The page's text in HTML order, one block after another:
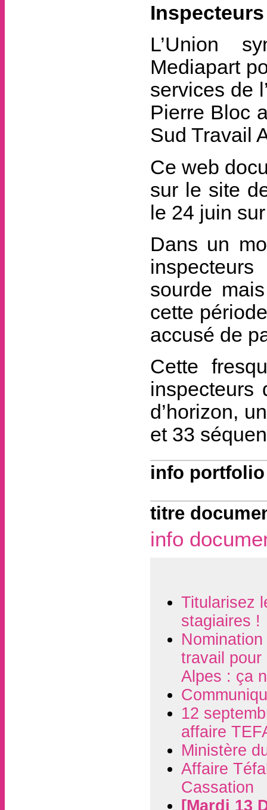
L’Union
Mediapart
services de
Pierre Bloc
Sud Travail
Ce web
sur le site
le 24 juin
Dans un
sourde
cette
accusé de
Cette
inspecteurs
d’horizon,
et 33
info portfolio
titre
info
Titularisez
stagiaires !
travail pour
Alpes : ça
12
affaire
Ministère
Affaire
Cassation
[Mardi 13